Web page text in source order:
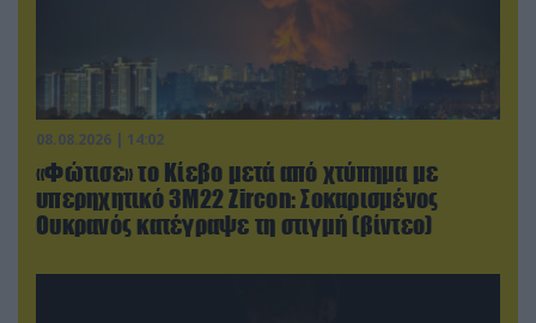
08.08.2026 | 14:02
«Φώτισε» το Κίεβο μετά από χτύπημα με
υπερηχητικό 3M22 Zircon: Σοκαρισμένος
Ουκρανός κατέγραψε τη στιγμή (βίντεο)